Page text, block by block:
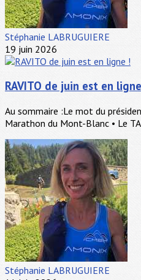
Stéphanie LABRUGUIERE
19 juin 2026
RAVITO de juin est en
Au sommaire :Le mot du
Marathon du Mont-Blanc • Le
Stéphanie LABRUGUIERE